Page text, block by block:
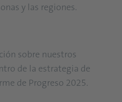
y las regiones.
sobre nuestros
de la estrategia de
de Progreso 2025.